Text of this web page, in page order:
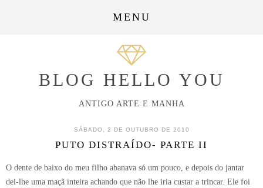
MENU
BLOG HELLO YOU
ANTIGO ARTE E MANHA
SÁBADO, 2 DE OUTUBRO DE 2010
PUTO DISTRAÍDO- PARTE II
O dente de baixo do meu filho abanava só um pouco, e depois do jantar
dei-lhe uma maçã inteira achando que não lhe iria custar a trincar. Ele foi